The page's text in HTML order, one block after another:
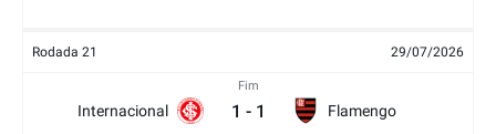
Rodada 21 29/07/2026
Internacional
Fim
1 - 1 Flamengo